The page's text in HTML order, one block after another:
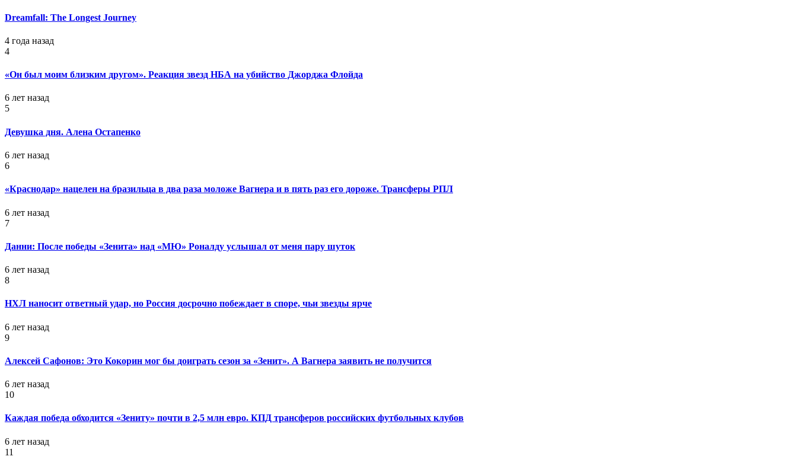
Dreamfall: The Longest Journey
4 года назад
4
«Он был моим близким другом». Реакция звезд НБА на убийство Джорджа Флойда
6 лет назад
5
Девушка дня. Алена Остапенко
6 лет назад
6
«Краснодар» нацелен на бразильца в два раза моложе Вагнера и в пять раз его дороже. Трансферы РПЛ
6 лет назад
7
Данни: После победы «Зенита» над «МЮ» Роналду услышал от меня пару шуток
6 лет назад
8
НХЛ наносит ответный удар, но Россия досрочно побеждает в споре, чьи звезды ярче
6 лет назад
9
Алексей Сафонов: Это Кокорин мог бы доиграть сезон за «Зенит». А Вагнера заявить не получится
6 лет назад
10
Каждая победа обходится «Зениту» почти в 2,5 млн евро. КПД трансферов российских футбольных клубов
6 лет назад
11